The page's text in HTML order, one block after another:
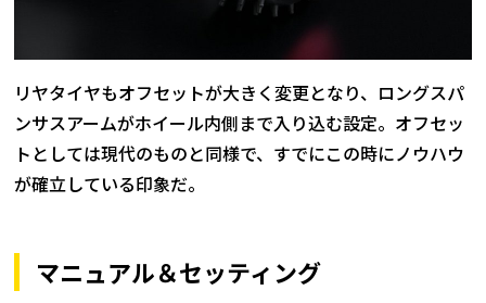
リヤタイヤもオフセットが大きく変更となり、ロングスパ
ンサスアームがホイール内側まで入り込む設定。オフセッ
トとしては現代のものと同様で、すでにこの時にノウハウ
が確立している印象だ。
マニュアル＆セッティング